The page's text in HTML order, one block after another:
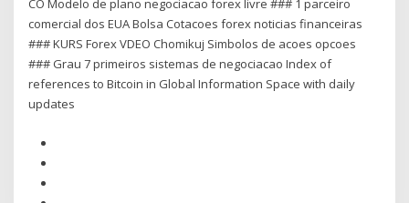
CO Modelo de plano negociacao forex livre ### 1 parceiro
comercial dos EUA Bolsa Cotacoes forex noticias financeiras
### KURS Forex VDEO Chomikuj Simbolos de acoes opcoes
### Grau 7 primeiros sistemas de negociacao Index of
references to Bitcoin in Global Information Space with daily
updates